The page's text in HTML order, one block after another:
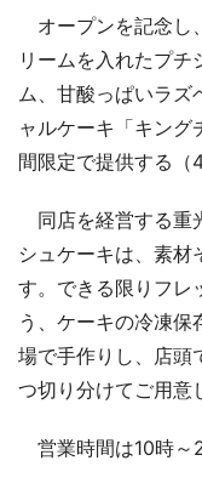
オープンを記念し
リームを入れたプ
ム、甘酸っぱいラズ
ャルケーキ「キン
間限定で提供する（
同店を経営する重
シュケーキは、素材
す。できる限りフレ
う、ケーキの冷凍
場で手作りし、店頭
つ切り分けてご用意
営業時間は10時～